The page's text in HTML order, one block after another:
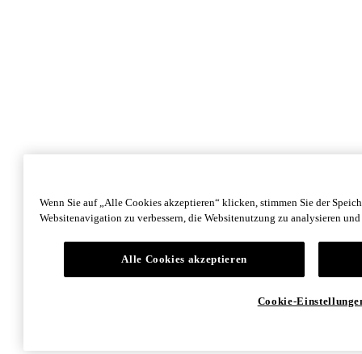
Wenn Sie auf „Alle Cookies akzeptieren“ klicken, stimmen Sie der
Websitenavigation zu verbessern, die Websitenutzung zu analysieren
Alle Cookies akzeptieren
Cookie-